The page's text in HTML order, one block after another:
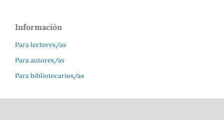
Información
Para lectores/as
Para autores/as
Para bibliotecarios/as